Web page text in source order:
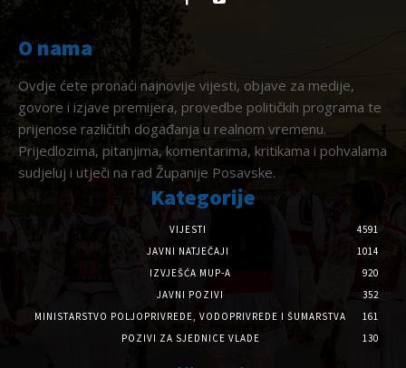
O nama
Ovdje ćete pronaći najnovije vijesti, objave za medije,
govore i izjave premijera, provedbe političkih programa te
prijenose različitih događanja u realnom vremenu.
Prijedlozima, pitanjima, komentarima, kritikama i pohvalama
sudjeluj i utječi na rad Županije Posavske.
Kategorije
VIJESTI
4591
JAVNI NATJEČAJI
1014
IZVJEŠĆA MUP-A
920
JAVNI POZIVI
352
MINISTARSTVO POLJOPRIVREDE, VODOPRIVREDE I ŠUMARSTVA
161
POZIVI ZA SJEDNICE VLADE
130